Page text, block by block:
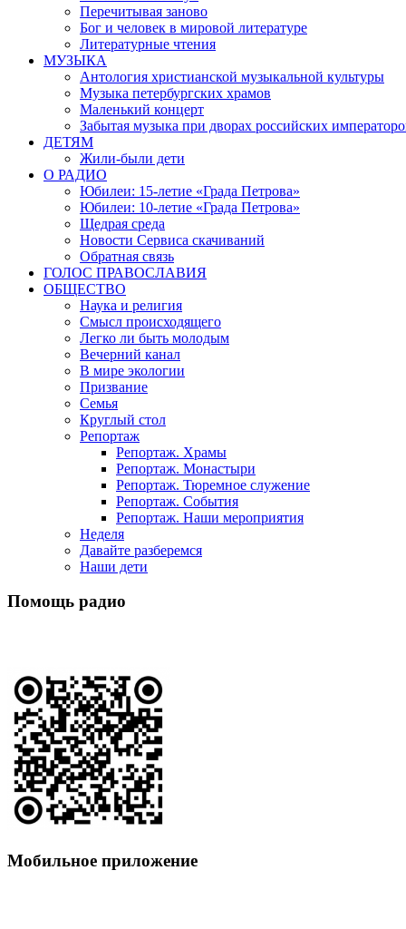
Перечитывая заново
Бог и человек в мировой литературе
Литературные чтения
МУЗЫКА
Антология христианской музыкальной культуры
Музыка петербургских храмов
Маленький концерт
Забытая музыка при дворах российских
ДЕТЯМ
Жили-были дети
О РАДИО
Юбилеи: 15-летие «Града Петрова»
Юбилеи: 10-летие «Града Петрова»
Щедрая среда
Новости Сервиса скачиваний
Обратная связь
ГОЛОС ПРАВОСЛАВИЯ
ОБЩЕСТВО
Наука и религия
Смысл происходящего
Легко ли быть молодым
Вечерний канал
В мире экологии
Призвание
Семья
Круглый стол
Репортаж
Репортаж. Храмы
Репортаж. Монастыри
Репортаж. Тюремное служение
Репортаж. События
Репортаж. Наши мероприятия
Неделя
Давайте разберемся
Наши дети
Помощь радио
Мобильное приложение